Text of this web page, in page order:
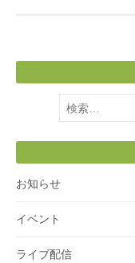
検
索:
お知らせ
イベント
ライブ配信